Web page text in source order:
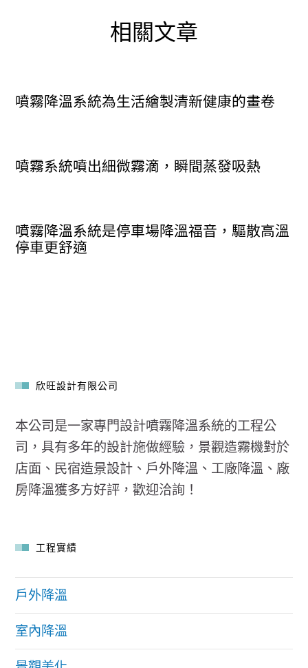
相關文章
噴霧降溫系統為生活繪製清新健康的畫卷
噴霧系統噴出細微霧滴，瞬間蒸發吸熱
噴霧降溫系統是停車場降溫福音，驅散高溫
停車更舒適
欣旺設計有限公司
本公司是一家專門設計噴霧降溫系統的工程公
司，具有多年的設計施做經驗，景觀造霧機對於
店面、民宿造景設計、戶外降溫、工廠降溫、廠
房降溫獲多方好評，歡迎洽詢！
工程實績
戶外降溫
室內降溫